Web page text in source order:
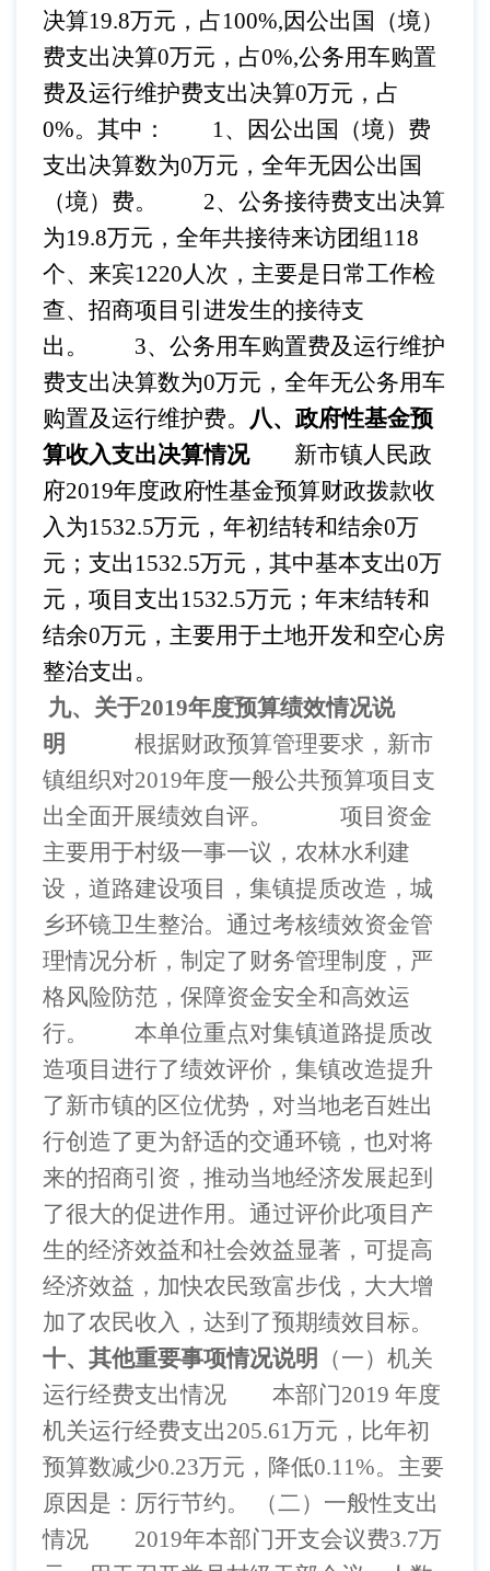
决算19.8万元，占100%,因公出国（境）
费支出决算0万元，占0%,公务用车购置
费及运行维护费支出决算0万元，占
0%。其中：
1、因公出国（境）费
支出决算数为0万元，全年无因公出国
（境）费。
2、公务接待费支出决算
为19.8万元，全年共接待来访团组118
个、来宾1220人次，主要是日常工作检
查、招商项目引进发生的接待支
出。
3、公务用车购置费及运行维护
费支出决算数为0万元，全年无公务用车
购置及运行维护费。 八、政府性基金预
算收入支出决算情况
新市镇人民政
府2019年度政府性基金预算财政拨款收
入为1532.5万元， 年初结转和结余0万
元；支出1532.5万元，其中基本支出0万
元，项目支出1532.5万元；年末结转和
结余0万元， 主要用于土地开发和空心房
整治支出。
九、关于2019年度预算绩效情况说
明
根据财政预算管理要求，新市
镇组织对2019年度一般公共预算项目支
出全面开展绩效自评。
项目资金
主要用于村级一事一议，农林水利建
设，道路建设项目，集镇提质改造，城
乡环镜卫生整治。通过考核绩效资金管
理情况分析，制定了财务管理制度，严
格风险防范，保障资金安全和高效运
行。
本单位重点对集镇道路提质改
造项目进行了绩效评价，集镇改造提升
了新市镇的区位优势，对当地老百姓出
行创造了更为舒适的交通环镜，也对将
来的招商引资，推动当地经济发展起到
了很大的促进作用。通过评价此项目产
生的经济效益和社会效益显著，可提高
经济效益，加快农民致富步伐，大大增
加了农民收入，达到了预期绩效目标。
十、其他重要事项情况说明
（一）机关
运行经费支出情况
本部门2019 年度
机关运行经费支出205.61万元，比年初
预算数减少0.23万元，降低0.11%。主要
原因是：厉行节约。
（二）一般性支出
情况
2019年本部门开支会议费3.7万